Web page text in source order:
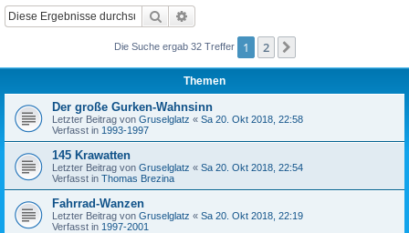
Suche
Die Suche ergab 32 Treffer 1 2
Themen
Der große Gurken-Wahnsinn
Letzter Beitrag von Gruselglatz « Sa 20. Okt 2018, 22:58
Verfasst in 1993-1997
145 Krawatten
Letzter Beitrag von Gruselglatz « Sa 20. Okt 2018, 22:54
Verfasst in Thomas Brezina
Fahrrad-Wanzen
Letzter Beitrag von Gruselglatz « Sa 20. Okt 2018, 22:19
Verfasst in 1997-2001